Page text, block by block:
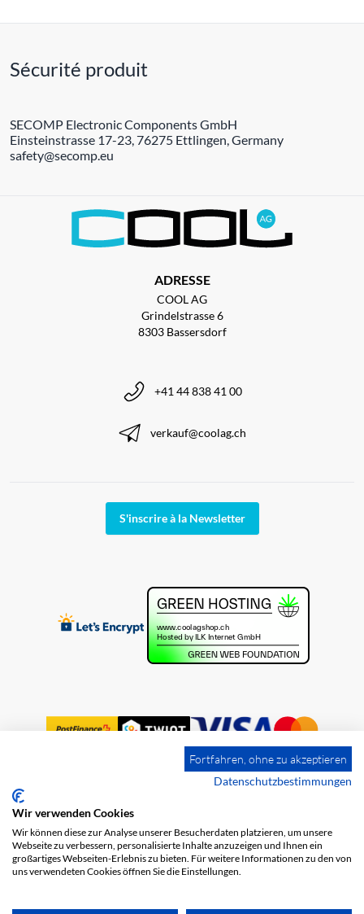
Sécurité produit
SECOMP Electronic Components GmbH
Einsteinstrasse 17-23, 76275 Ettlingen, Germany
safety@secomp.eu
ADRESSE
COOL AG
Grindelstrasse 6
8303 Bassersdorf
+41 44 838 41 00
verkauf@coolag.ch
S'inscrire à la Newsletter
Impression
Protection des données
Fortfahren, ohne zu akzeptieren
Datenschutzbestimmungen
Wir verwenden Cookies
Wir können diese zur Analyse unserer Besucherdaten platzieren, um unsere
Webseite zu verbessern, personalisierte Inhalte anzuzeigen und Ihnen ein
großartiges Webseiten-Erlebnis zu bieten. Für weitere Informationen zu den von
uns verwendeten Cookies öffnen Sie die Einstellungen.